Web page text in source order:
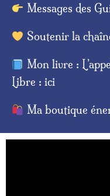
Messages des
Soutenir la
Mon livre :
Libre : ici
Ma boutique